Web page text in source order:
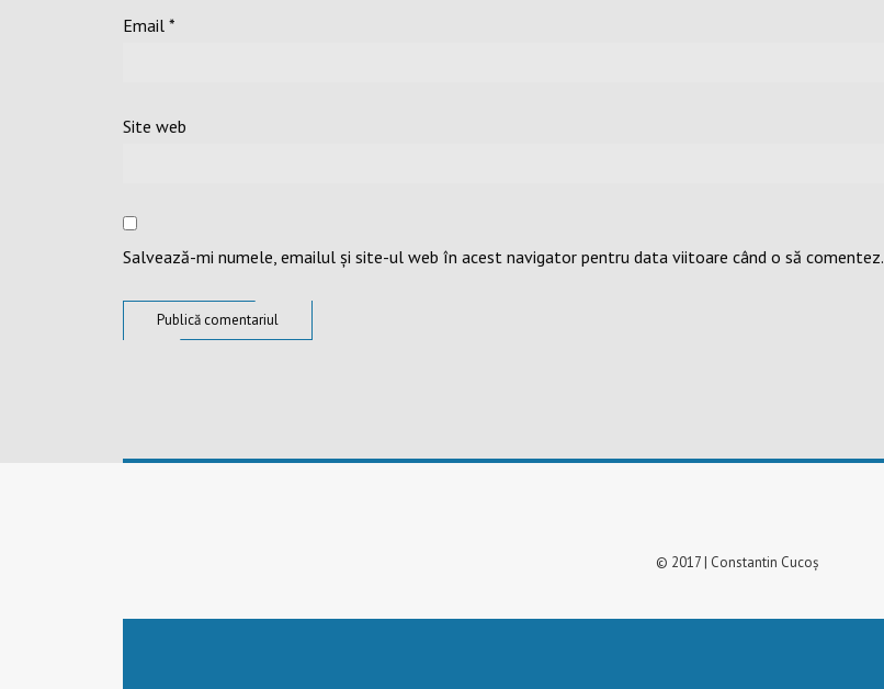
Email *
Site web
Salvează-mi numele, emailul și site-ul web în acest navigator pentru data viitoare când o să comentez.
© 2017 | Constantin Cucoș